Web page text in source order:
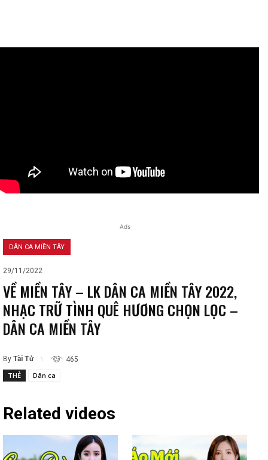
Ads
DÂN CA MIỀN TÂY
29/11/2022
VỀ MIỀN TÂY – LK DÂN CA MIỀN TÂY 2022,
NHẠC TRỮ TÌNH QUÊ HƯƠNG CHỌN LỌC –
DÂN CA MIỀN TÂY
By Tài Tử 465
THẺ Dân ca
Related videos